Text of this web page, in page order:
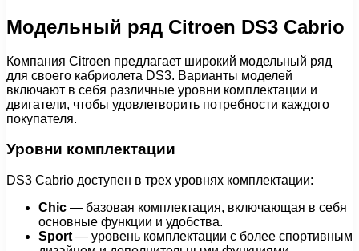
Модельный ряд Citroen DS3 Cabrio
Компания Citroen предлагает широкий модельный ряд
для своего кабриолета DS3. Варианты моделей
включают в себя различные уровни комплектации и
двигатели, чтобы удовлетворить потребности каждого
покупателя.
Уровни комплектации
DS3 Cabrio доступен в трех уровнях комплектации:
Chic — базовая комплектация, включающая в себя
основные функции и удобства.
Sport — уровень комплектации с более спортивным